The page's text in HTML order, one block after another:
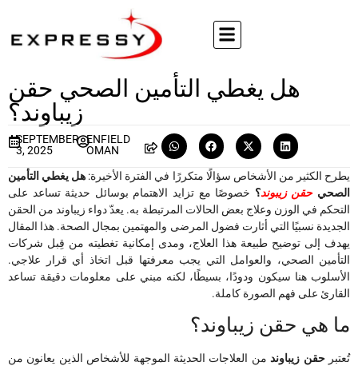
هل يغطي التأمين الصحي حقن
زيباوند؟
SEPTEMBER
3, 2025
ENFIELD
OMAN
يطرح الكثير من الأشخاص سؤالًا متكررًا في الفترة الأخيرة: هل يغطي التأمين
الصحيحقن زيبوند؟ خصوصًا مع تزايد الاهتمام بوسائل حديثة تساعد على
التحكم في الوزن وعلاج بعض الحالات المرتبطة به. يعدّ دواء زيباوند من الحقن
الجديدة نسبيًا التي أثارت فضول المرضى والمهتمين بمجال الصحة. هذا المقال
يهدف إلى توضيح طبيعة هذا العلاج، ومدى إمكانية تغطيته من قِبل شركات
التأمين الصحي، والعوامل التي يجب معرفتها قبل اتخاذ أي قرار علاجي.
الأسلوب هنا سيكون ودودًا، بسيطًا، لكنه مبني على معلومات دقيقة تساعد
القارئ على فهم الصورة كاملة.
ما هي حقن زيباوند؟
تُعتبرحقن زيباوندمن العلاجات الحديثة الموجهة للأشخاص الذين يعانون من